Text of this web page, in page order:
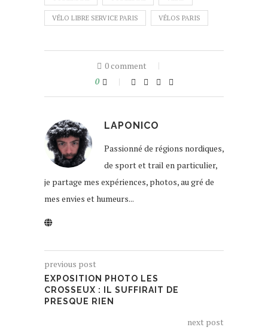
VÉLO LIBRE SERVICE PARIS VÉLOS PARIS
0 comment
0
LAPONICO
Passionné de régions nordiques,
de sport et trail en particulier,
je partage mes expériences, photos, au gré de
mes envies et humeurs...
previous post
EXPOSITION PHOTO LES
CROSSEUX : IL SUFFIRAIT DE
PRESQUE RIEN
next post